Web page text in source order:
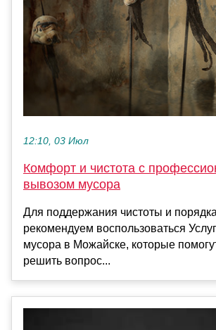
12:10, 03 Июл
Комфорт и чистота с
вывозом мусора
Для поддержания чистоты и
рекомендуем воспользоваться
мусора в Можайске, которые
решить вопрос...